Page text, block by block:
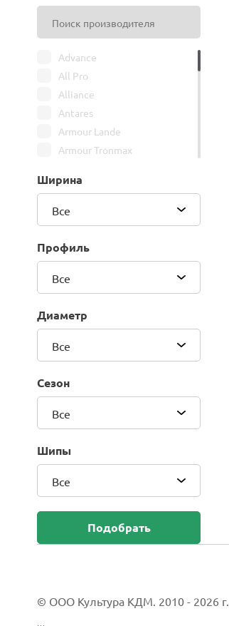
Advance
All Pro
Alliance
Antares
Armour Lande
Armour Tronmax
ATIRE
Bars
Belshina
BFGoodrich
BK Trailer
BKT
Camso (Solideal)
CEAT
Composit
Continental
Cordiant
CrossWind
Ширина
Все
Профиль
Все
Диаметр
Все
Сезон
Все
Шипы
Все
Подобрать
© ООО Культура КДМ. 2010 - 2026 г.